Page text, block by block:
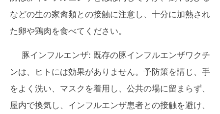
などの生の家禽類との接触に注意し、十分に加熱され
た卵や鶏肉を食べてください。
豚インフルエンザ: 既存の豚インフルエンザワクチ
ンは、ヒトには効果がありません。予防策を講じ、手
をよく洗い、マスクを着用し、公共の場に留まらず、
屋内で換気し、インフルエンザ患者との接触を避け、